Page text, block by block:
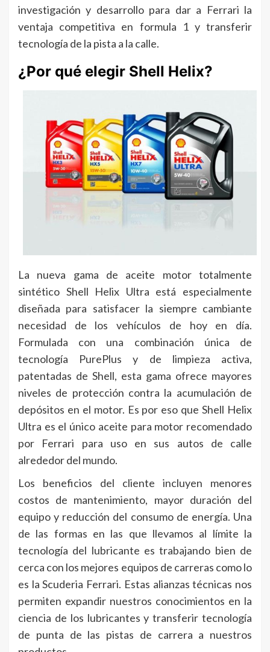
investigación y desarrollo para dar a Ferrari la
ventaja competitiva en formula 1 y transferir
tecnología de la pista a la calle.
¿Por qué elegir Shell Helix?
La nueva gama de aceite motor totalmente
sintético Shell Helix Ultra está especialmente
diseñada para satisfacer la siempre cambiante
necesidad de los vehículos de hoy en día.
Formulada con una combinación única de
tecnología PurePlus y de limpieza activa,
patentadas de Shell, esta gama ofrece mayores
niveles de protección contra la acumulación de
depósitos en el motor. Es por eso que Shell Helix
Ultra es el único aceite para motor recomendado
por Ferrari para uso en sus autos de calle
alrededor del mundo.
Los beneficios del cliente incluyen menores
costos de mantenimiento, mayor duración del
equipo y reducción del consumo de energía. Una
de las formas en las que llevamos al límite la
tecnología del lubricante es trabajando bien de
cerca con los mejores equipos de carreras como lo
es la Scuderia Ferrari. Estas alianzas técnicas nos
permiten expandir nuestros conocimientos en la
ciencia de los lubricantes y transferir tecnología
de punta de las pistas de carrera a nuestros